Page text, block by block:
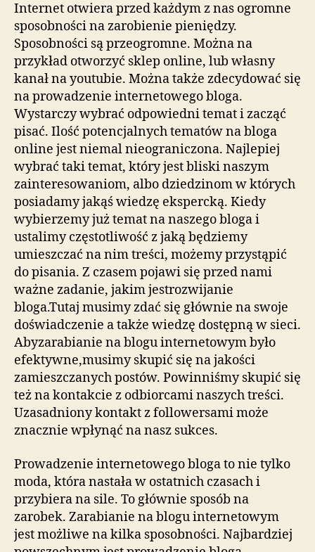
Internet otwiera przed każdym z nas ogromne
sposobności na zarobienie pieniędzy.
Sposobności są przeogromne. Można na
przykład otworzyć sklep online, lub własny
kanał na youtubie. Można także zdecydować się
na prowadzenie internetowego bloga.
Wystarczy wybrać odpowiedni temat i zacząć
pisać. Ilość potencjalnych tematów na bloga
online jest niemal nieograniczona. Najlepiej
wybrać taki temat, który jest bliski naszym
zainteresowaniom, albo dziedzinom w których
posiadamy jakąś wiedzę ekspercką. Kiedy
wybierzemy już temat na naszego bloga i
ustalimy częstotliwość z jaką będziemy
umieszczać na nim treści, możemy przystąpić
do pisania. Z czasem pojawi się przed nami
ważne zadanie, jakim jestrozwijanie
bloga.Tutaj musimy zdać się głównie na swoje
doświadczenie a także wiedzę dostępną w sieci.
Abyzarabianie na blogu internetowym było
efektywne,musimy skupić się na jakości
zamieszczanych postów. Powinniśmy skupić się
też na kontakcie z odbiorcami naszych treści.
Uzasadniony kontakt z followersami może
znacznie wpłynąć na nasz sukces.
Prowadzenie internetowego bloga to nie tylko
moda, która nastała w ostatnich czasach i
przybiera na sile. To głównie sposób na
zarobek. Zarabianie na blogu internetowym
jest możliwe na kilka sposobności. Najbardziej